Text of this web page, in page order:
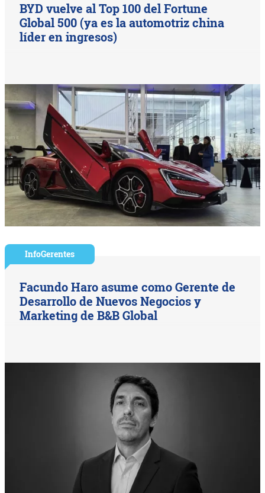
BYD vuelve al Top 100 del Fortune
Global 500 (ya es la automotriz china
líder en ingresos)
InfoGerentes
Facundo Haro asume como Gerente de
Desarrollo de Nuevos Negocios y
Marketing de B&B Global